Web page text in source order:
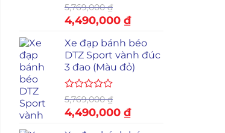
Được
xếp
hạng
5
sao
5,769,000₫
Giá
là:
5,769,000 ₫.
4,490,000 ₫Giá
tại
là:
4,490,000 ₫.
Xe đạp bánh béo
DTZ Sport vành đúc
3 đao (Màu đỏ)
Được
xếp
hạng
5,769,000₫
Giá
4,490,000 ₫Giá